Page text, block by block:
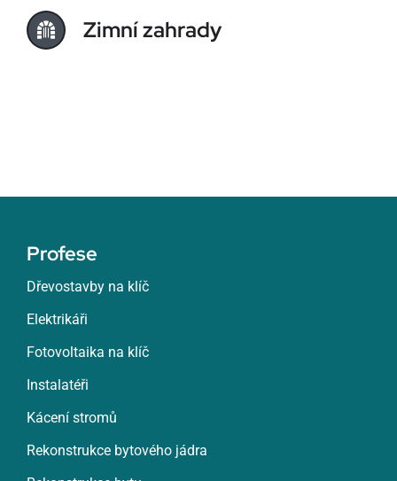
Zimní zahrady
Profese
Dřevostavby na klíč
Elektrikáři
Fotovoltaika na klíč
Instalatéři
Kácení stromů
Rekonstrukce bytového jádra